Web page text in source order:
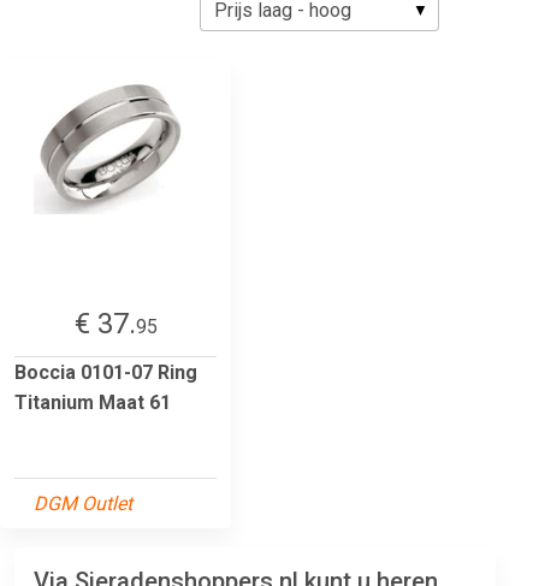
€ 37.95
Boccia 0101-07 Ring
Titanium Maat 61
DGM Outlet